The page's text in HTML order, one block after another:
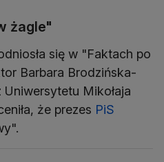
żagle"
się w "Faktach po
Barbara Brodzińska-
Mikołaja
że prezes PiS